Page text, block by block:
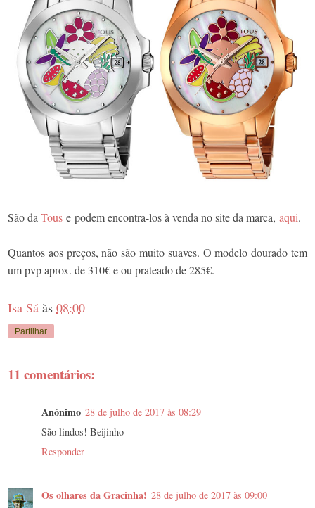
São daTous e podem encontra-los à venda no site da marca, aqui.
Quantos aos preços, não são muito suaves. O modelo dourado tem
um pvp aprox. de 310€ e ou prateado de 285€.
Isa Sá às 08:00
Partilhar
11 comentários:
Anónimo 28 de julho de 2017 às 08:29
São lindos! Beijinho
Responder
Os olhares da Gracinha! 28 de julho de 2017 às 09:00